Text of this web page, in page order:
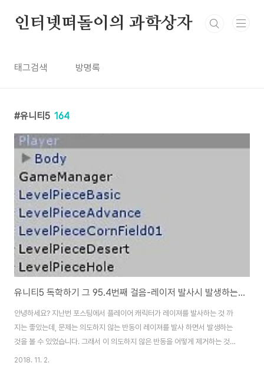
인터넷떠돌이의 과학상자
태그검색 방명록
유니티5 164
유니티5 독학하기 그 95.4번째 걸음-레이저 발사시 발생하는 진동의 제거
안녕하세요? 지난번 포스팅에서 플레이어 캐릭터가 레이져를 발사하는 것 까
지는 좋았는데, 문제는 의도하지 않는 반동이 레이져를 발사 하면서 발생하는
것을 볼 수 있었습니다. 그래서 이 의도하지 않은 반동을 어떻게 제거하는 것이
이번 포스팅에서 올릴 내용입니다. 먼저 플레이어 캐릭터 게임 오브젝트를 유
2018. 11. 2.